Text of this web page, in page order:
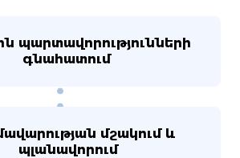
պարտավորությունների
գնահատում
մշակում և
պլանավորում